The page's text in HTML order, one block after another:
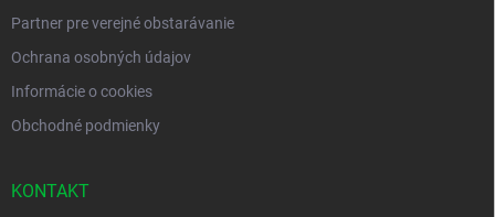
Partner pre verejné obstarávanie
Ochrana osobných údajov
Informácie o cookies
Obchodné podmienky
KONTAKT